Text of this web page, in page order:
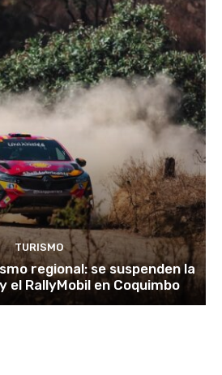
TURISMO
regional: se suspenden la
el RallyMobil en Coquimbo